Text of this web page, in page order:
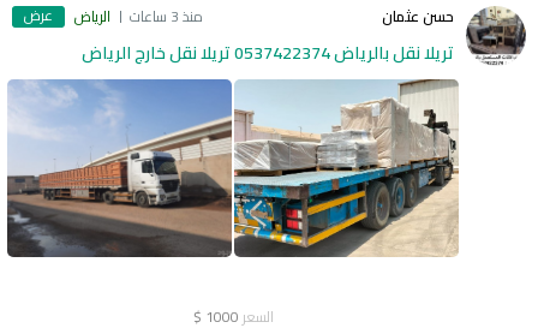
حسن عثمان منذ 3 ساعات الرياض عرض
تريلا نقل بالرياض 0537422374 تريلا نقل خارج الرياض
السعر 1000
$